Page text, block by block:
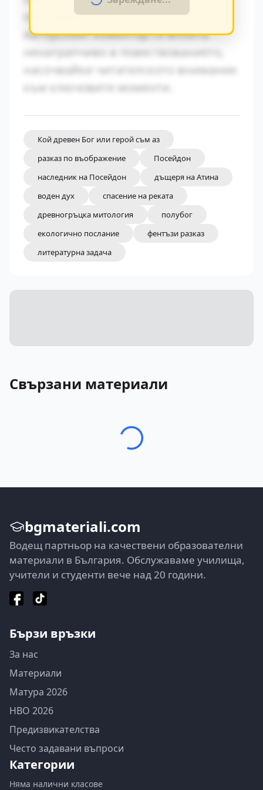
принадлежност.
Авторският коментар се вплита
ненатрапчиво в повествованието,
насочвайки читателското внимание
към ключовите моменти.
Кой древен Бог или герой съм аз
разказ по въображение
Посейдон
наследник на Посейдон
дъщеря на Атина
воден дух
спасение на реката
древногръцка митология
полубог
екологично послание
фентъзи разказ
литературна задача
Свързани материали
bgmateriali.com
Водещ партньор на качествени образователни
материали в България. Обслужаваме училища,
учители и студенти вече над 20 години.
Бързи връзки
За нас
Материали
Матура 2026
НВО 2026
Предизвикателства
Често задавани въпроси
Категории
Няма налични класове